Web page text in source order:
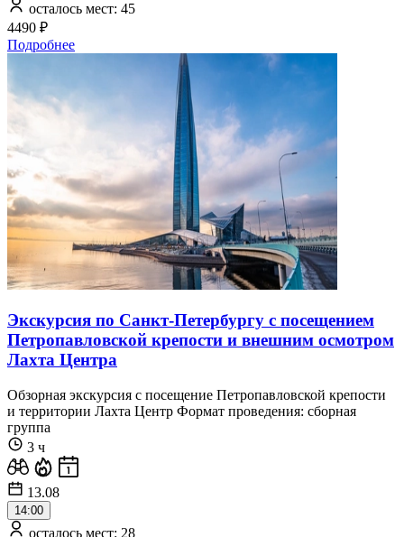
осталось мест: 45
4490 ₽
Подробнее
Экскурсия по Санкт-Петербургу с посещением
Петропавловской крепости и внешним осмотром
Лахта Центра
Обзорная экскурсия с посещение Петропавловской крепости
и территории Лахта Центр Формат проведения: сборная
группа
3 ч
13.08
14:00
осталось мест: 28